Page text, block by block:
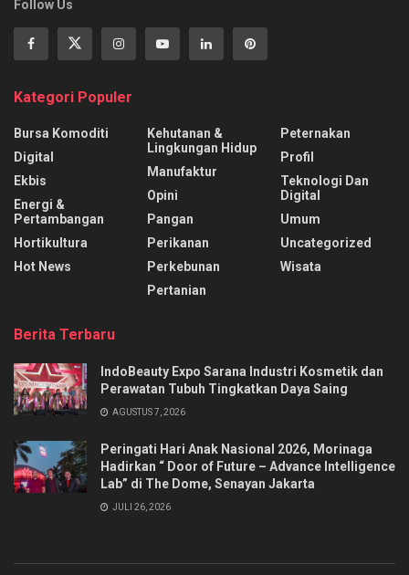
Follow Us
Kategori Populer
Bursa Komoditi
Digital
Ekbis
Energi &
Pertambangan
Hortikultura
Hot News
Kehutanan &
Lingkungan Hidup
Manufaktur
Opini
Pangan
Perikanan
Perkebunan
Pertanian
Peternakan
Profil
Teknologi Dan
Digital
Umum
Uncategorized
Wisata
Berita Terbaru
IndoBeauty Expo Sarana Industri Kosmetik dan
Perawatan Tubuh Tingkatkan Daya Saing
AGUSTUS 7, 2026
Peringati Hari Anak Nasional 2026, Morinaga
Hadirkan “ Door of Future – Advance Intelligence
Lab” di The Dome, Senayan Jakarta
JULI 26, 2026